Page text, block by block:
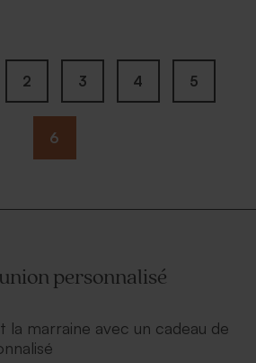
2 3 4 5
6
personnalisé
la marraine avec un cadeau de